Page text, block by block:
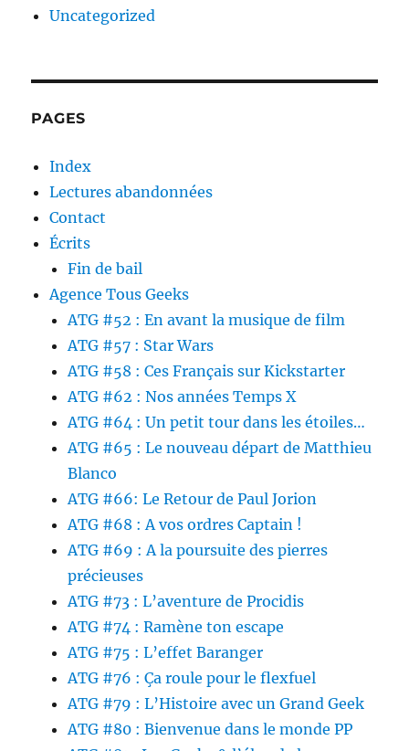
Uncategorized
PAGES
Index
Lectures abandonnées
Contact
Écrits
Fin de bail
Agence Tous Geeks
ATG #52 : En avant la musique de film
ATG #57 : Star Wars
ATG #58 : Ces Français sur Kickstarter
ATG #62 : Nos années Temps X
ATG #64 : Un petit tour dans les étoiles…
ATG #65 : Le nouveau départ de Matthieu
Blanco
ATG #66: Le Retour de Paul Jorion
ATG #68 : A vos ordres Captain !
ATG #69 : A la poursuite des pierres
précieuses
ATG #73 : L’aventure de Procidis
ATG #74 : Ramène ton escape
ATG #75 : L’effet Baranger
ATG #76 : Ça roule pour le flexfuel
ATG #79 : L’Histoire avec un Grand Geek
ATG #80 : Bienvenue dans le monde PP